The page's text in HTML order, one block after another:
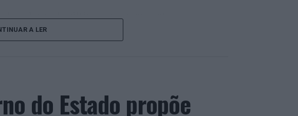
ao longo dos últimos anos representa o
iniciou o seu percurso no setor imobiliário. O
conquistado resulta da proximidade com a
regional. Segundo explicou, esse
presença em vários concelhos da Beira
A LER
do Estado propõe